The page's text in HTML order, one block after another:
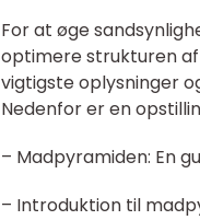
For at øge
optimere strukturen
vigtigste oplysninger
Nedenfor er en
– Madpyramiden: En
– Introduktion til